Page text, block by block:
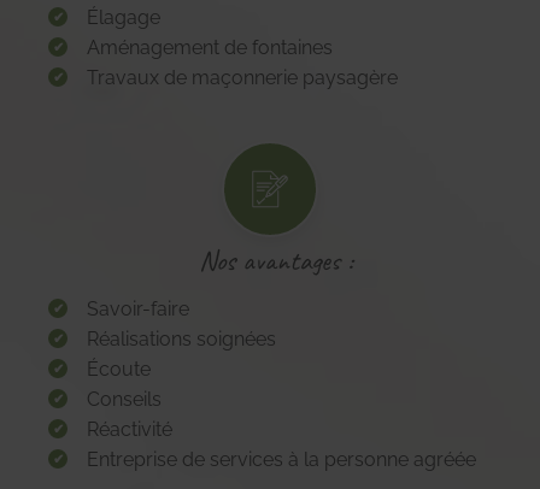
Élagage
Aménagement de fontaines
Travaux de maçonnerie paysagère
Nos avantages :
Savoir-faire
Réalisations soignées
Écoute
Conseils
Réactivité
Entreprise de services à la personne agréée